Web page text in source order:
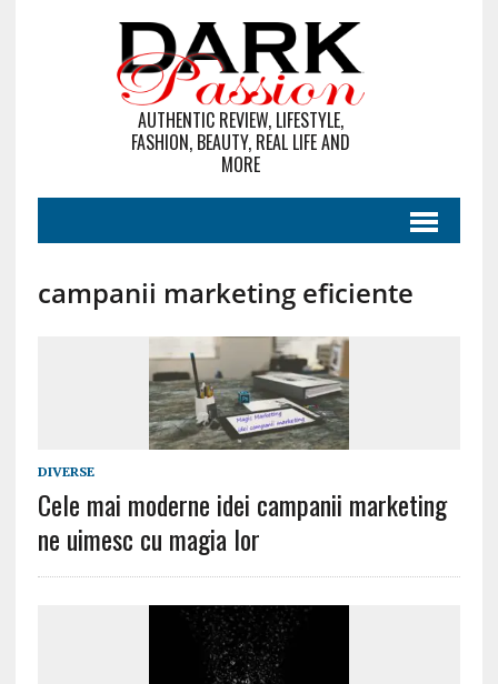
AUTHENTIC REVIEW, LIFESTYLE,
FASHION, BEAUTY, REAL LIFE AND
MORE
campanii marketing eficiente
DIVERSE
Cele mai moderne idei campanii marketing
ne uimesc cu magia lor